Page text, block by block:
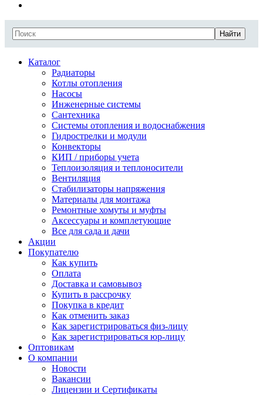
Найти
Каталог
Радиаторы
Котлы отопления
Насосы
Инженерные системы
Сантехника
Системы отопления и водоснабжения
Гидрострелки и модули
Конвекторы
КИП / приборы учета
Теплоизоляция и теплоносители
Вентиляция
Стабилизаторы напряжения
Материалы для монтажа
Ремонтные хомуты и муфты
Аксессуары и комплетующие
Все для сада и дачи
Акции
Покупателю
Как купить
Оплата
Доставка и самовывоз
Купить в рассрочку
Покупка в кредит
Как отменить заказ
Как зарегистрироваться физ-лицу
Как зарегистрироваться юр-лицу
Оптовикам
О компании
Новости
Вакансии
Лицензии и Сертификаты